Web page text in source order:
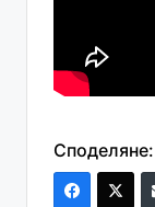
Споделяне: